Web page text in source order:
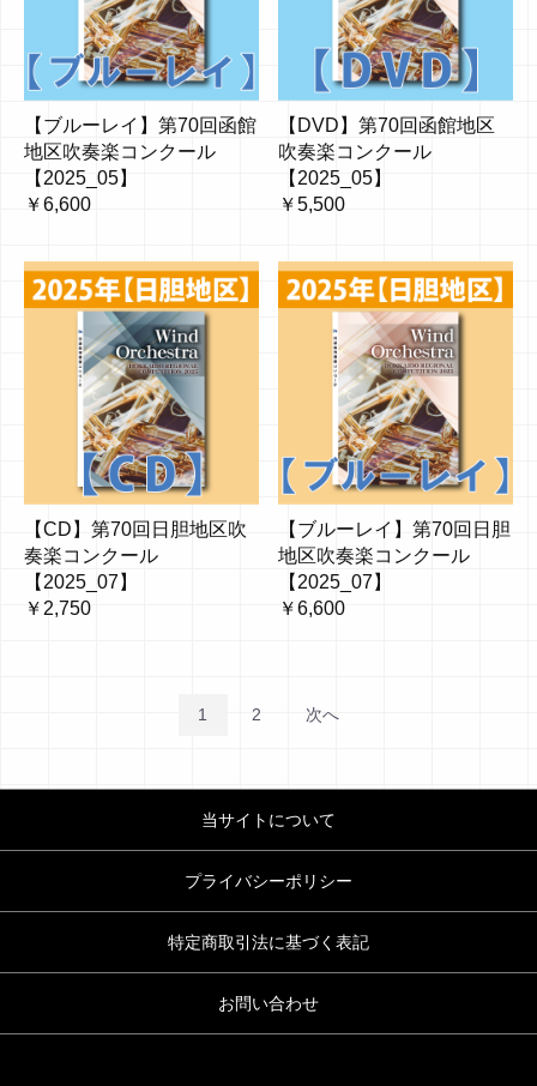
【ブルーレイ】第70回函館
地区吹奏楽コンクール
【2025_05】
￥6,600
【DVD】第70回函館地区
吹奏楽コンクール
【2025_05】
￥5,500
【CD】第70回日胆地区吹
奏楽コンクール
【2025_07】
￥2,750
【ブルーレイ】第70回日胆
地区吹奏楽コンクール
【2025_07】
￥6,600
1 2 次へ
当サイトについて
プライバシーポリシー
特定商取引法に基づく表記
お問い合わせ